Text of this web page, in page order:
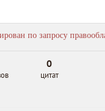
по запросу
0
цитат